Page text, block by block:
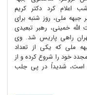
کرد دکتر کریم
ملی، روز شنبه برای
خمینی، رهبر تبعیدی
راهی پاریس شد. وی
ملی که یکی از تعداد
خود را شروع کرده و از
شدیداً در پی جلب